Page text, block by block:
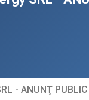
- ANUNŢ PUBLIC